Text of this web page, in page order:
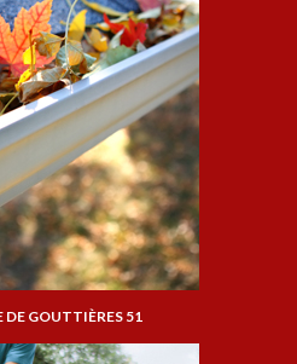
GOUTTIÈRES 51